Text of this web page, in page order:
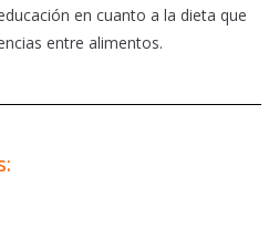
en cuanto a la dieta que
entre alimentos.